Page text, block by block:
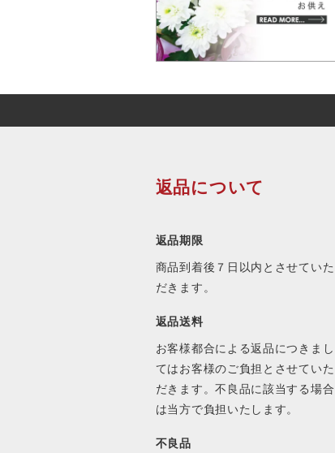
返品について
返品期限
商品到着後７日以内とさせていた
だきます。
返品送料
お客様都合による返品につきまし
てはお客様のご負担とさせていた
だきます。不良品に該当する場合
は当方で負担いたします。
不良品